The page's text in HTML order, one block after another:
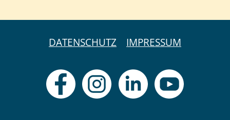
DATENSCHUTZ IMPRESSUM